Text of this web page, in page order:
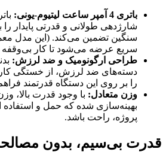
باتری 4 آمپر ساعت لیتیوم-یونی :
شارژدهی طولانی و قدرتی پایدار را
سنگین تضمین می‌کند. (این مدل
سریع عرضه می‌شود تا کار
طراحی ارگونومیک و ضد لرزش:
دسته‌های ضد لرزش، از خستگی
را بر روی این دستگاه قدرتمند
وزن متعادل: با وجود قدرت بالا،
بهینه‌سازی شده که حمل و
پروژه، راحت باشد.
قدرت بی‌سیم، بدون